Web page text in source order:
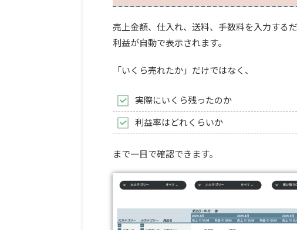
売上金額、仕入れ、送料、手数料を入力するだ
利益が自動で表示されます。
「いくら売れたか」だけではなく、
実際にいくら残ったのか
利益率はどれくらいか
まで一目で確認できます。